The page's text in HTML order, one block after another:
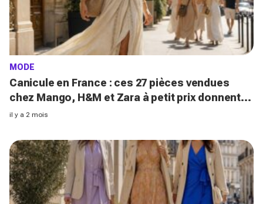
MODE
Canicule en France : ces 27 pièces vendues
chez Mango, H&M et Zara à petit prix donnent
un look ultra luxe et allongent vos jambes sans
il y a 2 mois